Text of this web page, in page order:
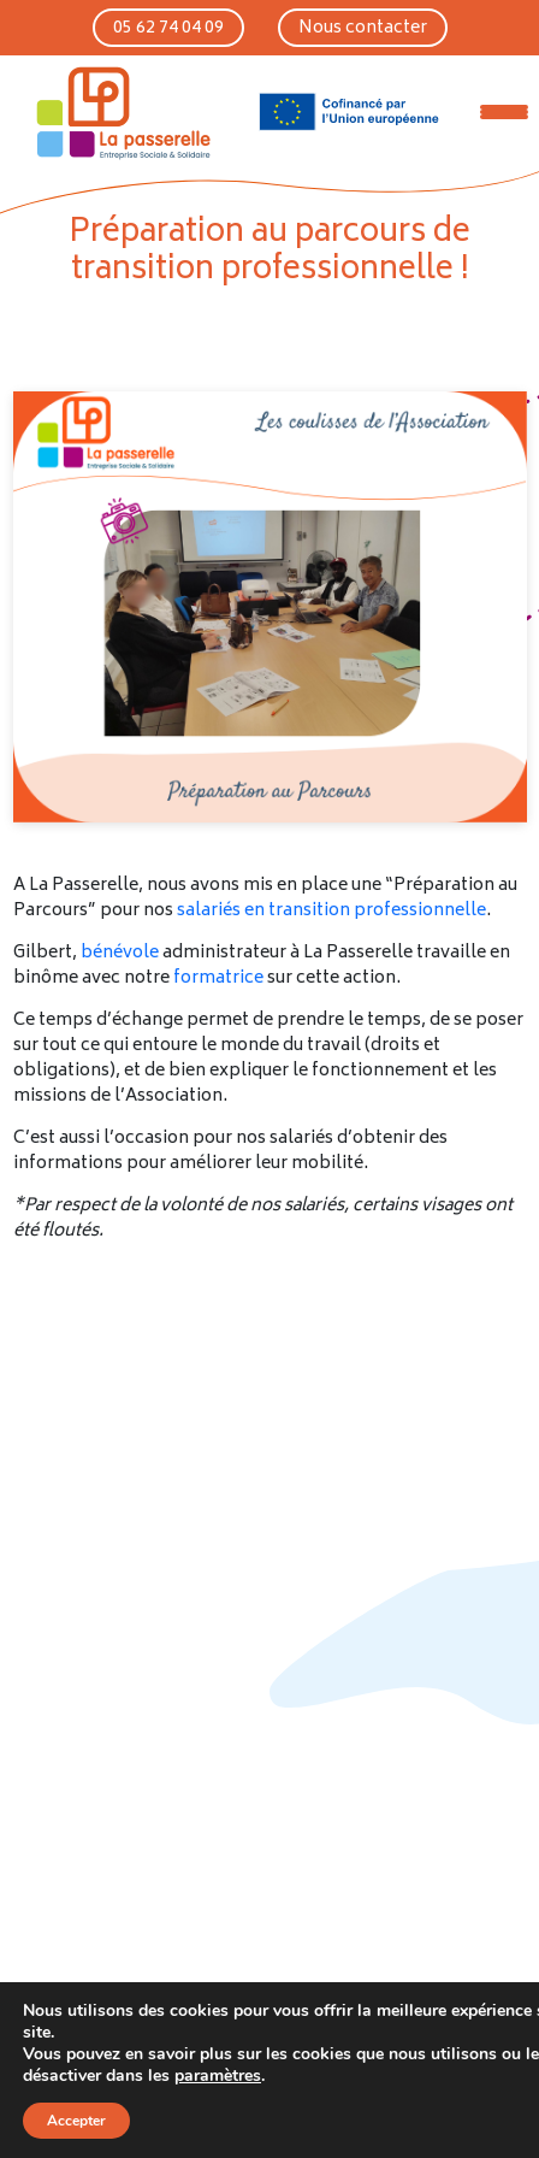
Skip to main content
05 62 74 04 09 Nous contacter
Préparation au parcours de
transition professionnelle !
A La Passerelle, nous avons mis en place une “Préparation au
Parcours” pour nossalariés en transition professionnelle.
Gilbert, bénévoleadministrateur à La Passerelle travaille en
binôme avec notreformatricesur cette action.
Ce temps d’échange permet de prendre le temps, de se poser
sur tout ce qui entoure le monde du travail (droits et
obligations), et de bien expliquer le fonctionnement et les
missions de l’Association.
C’est aussi l’occasion pour nos salariés d’obtenir des
informations pour améliorer leur mobilité.
*Par respect de la volonté de nos salariés, certains visages ont
été floutés.
Nous utilisons des cookies pour vous offrir la meilleure expérience
site.
Vous pouvez en savoir plus sur les cookies que nous utilisons ou
désactiver dans les paramètres.
Accepter